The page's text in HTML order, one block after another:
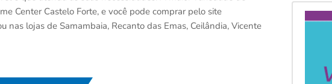
Center Castelo Forte, e você pode comprar pelo site
lojas de Samambaia, Recanto das Emas, Ceilândia, Vicente